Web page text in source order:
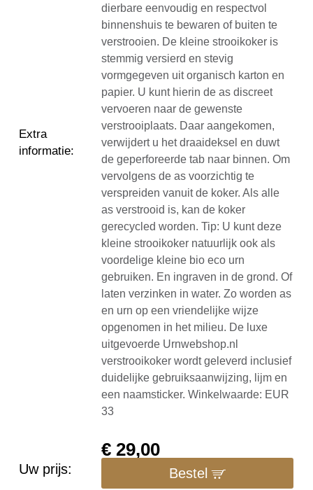
Extra
informatie:
dierbare eenvoudig en respectvol
binnenshuis te bewaren of buiten te
verstrooien. De kleine strooikoker is
stemmig versierd en stevig
vormgegeven uit organisch karton en
papier. U kunt hierin de as discreet
vervoeren naar de gewenste
verstrooiplaats. Daar aangekomen,
verwijdert u het draaideksel en duwt
de geperforeerde tab naar binnen. Om
vervolgens de as voorzichtig te
verspreiden vanuit de koker. Als alle
as verstrooid is, kan de koker
gerecycled worden. Tip: U kunt deze
kleine strooikoker natuurlijk ook als
voordelige kleine bio eco urn
gebruiken. En ingraven in de grond. Of
laten verzinken in water. Zo worden as
en urn op een vriendelijke wijze
opgenomen in het milieu. De luxe
uitgevoerde Urnwebshop.nl
verstrooikoker wordt geleverd inclusief
duidelijke gebruiksaanwijzing, lijm en
een naamsticker. Winkelwaarde: EUR
33
Uw prijs:
€29,00
Bestel